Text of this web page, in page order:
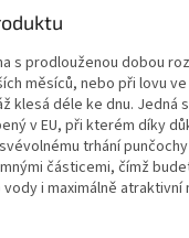
s prodlouženou dobou
měsíců, nebo při lovu
klesá déle ke dnu. Jedná
v EU, při kterém díky
trhání
částicemi, čímž
i maximálně atraktivní